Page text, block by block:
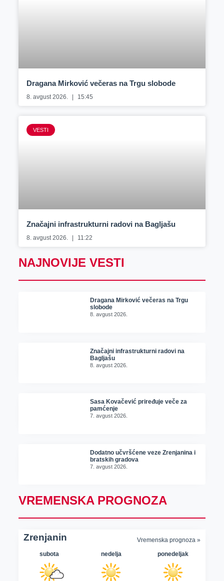
Dragana Mirković večeras na Trgu slobode
8. avgust 2026. 15:45
VESTI
Značajni infrastrukturni radovi na Bagljašu
8. avgust 2026. 11:22
NAJNOVIJE VESTI
Dragana Mirković večeras na Trgu
slobode
8. avgust 2026.
Značajni infrastrukturni radovi na
Bagljašu
8. avgust 2026.
Sasa Kovačević priređuje veče za
pamćenje
7. avgust 2026.
Dodatno učvršćene veze Zrenjanina i
bratskih gradova
7. avgust 2026.
VREMENSKA PROGNOZA